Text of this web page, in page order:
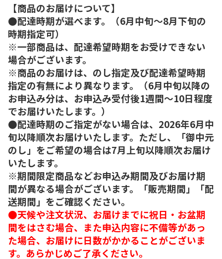
【商品のお届けについて】
●配達時期が選べます。（6月中旬～8月下旬の
時期指定可）
※一部商品は、配達希望時期をお受けできない
場合がございます。
※商品のお届けは、のし指定及び配達希望時期
指定の有無により異なります。（6月中旬以降の
お申込み分は、お申込み受付後1週間～10日程度
でお届けいたします。）
●配達時期のご指定がない場合は、2026年6月中
旬以降順次お届けいたします。ただし、「御中元
のし」をご希望の場合は7月上旬以降順次お届け
いたします。
※期間限定商品などお申込み期間及びお届け期
間が異なる場合がございます。「販売期間」「配
送期間」をご確認ください。
●天候や注文状況、お届けまでに祝日・お盆期
間をはさむ場合、また申込内容に不備等があっ
た場合、お届けに日数がかかることがございま
す。あらかじめご了承ください。